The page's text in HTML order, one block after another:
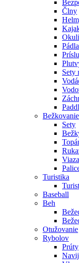
Člny
Sety
Bežkovanie
Sety
Turistika
Baseball
Beh
Otužovanie
Rybolov
Prúty